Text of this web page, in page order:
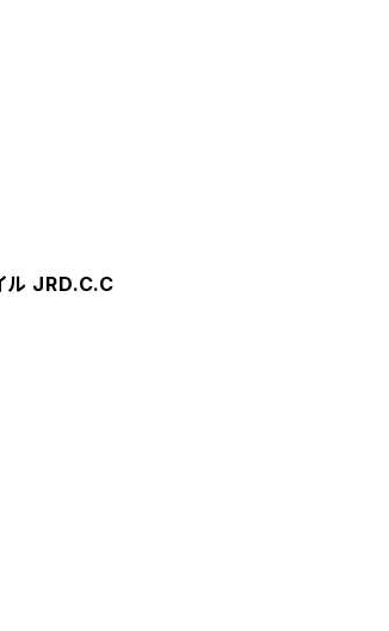
ル JRD.C.C